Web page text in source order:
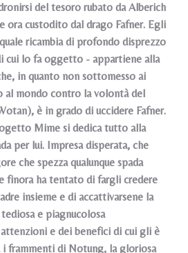
del tesoro rubato da Alberich
ora custodito dal drago Fafner. Egli
ricambia di profondo disprezzo
cui lo fa oggetto - appartiene alla
in quanto non sottomesso ai
al mondo contro la volontà del
è in grado di uccidere Fafner.
Mime si dedica tutto alla
per lui. Impresa disperata, che
che spezza qualunque spada
finora ha tentato di fargli credere
insieme e di accattivarsene la
e piagnucolosa
e dei benefici di cui gli è
frammenti di Notung, la gloriosa